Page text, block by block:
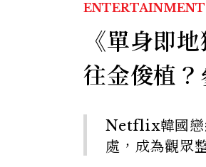
ENTERTAINMENT
《單身即
往金俊植？
Netflix韓國戀
處，成為觀眾